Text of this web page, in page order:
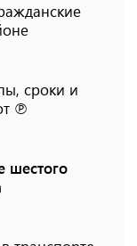
сроки и
℗
шестого